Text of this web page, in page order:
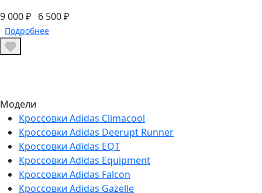
9 000 ₽ 6 500 ₽
Подробнее
Модели
Кроссовки Adidas Climacool
Кроссовки Adidas Deerupt Runner
Кроссовки Adidas EQT
Кроссовки Adidas Equipment
Кроссовки Adidas Falcon
Кроссовки Adidas Gazelle